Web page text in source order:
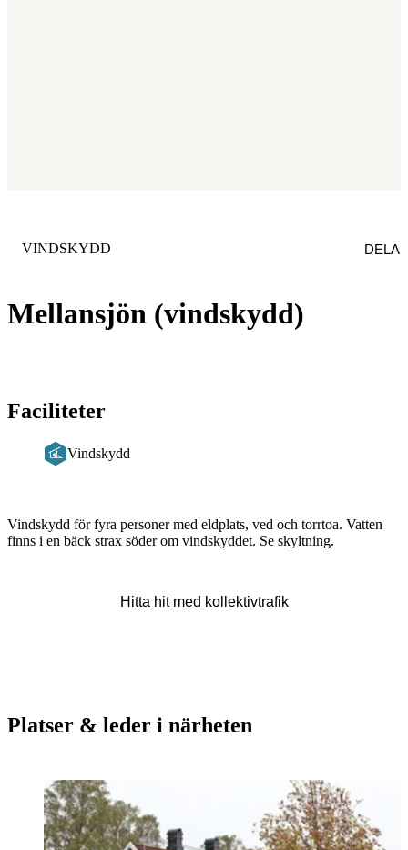
Mellansjön (vindskydd)
KATEGORI:
VINDSKYDD DELA
Faciliteter
Vindskydd
Vindskydd för fyra personer med eldplats, ved och torrtoa. Vatten
finns i en bäck strax söder om vindskyddet. Se skyltning.
Hitta hit med kollektivtrafik
Platser & leder i närheten